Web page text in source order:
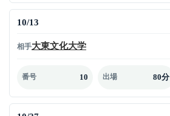
10/13
相手大東文化大学
番号 10 出場 80分